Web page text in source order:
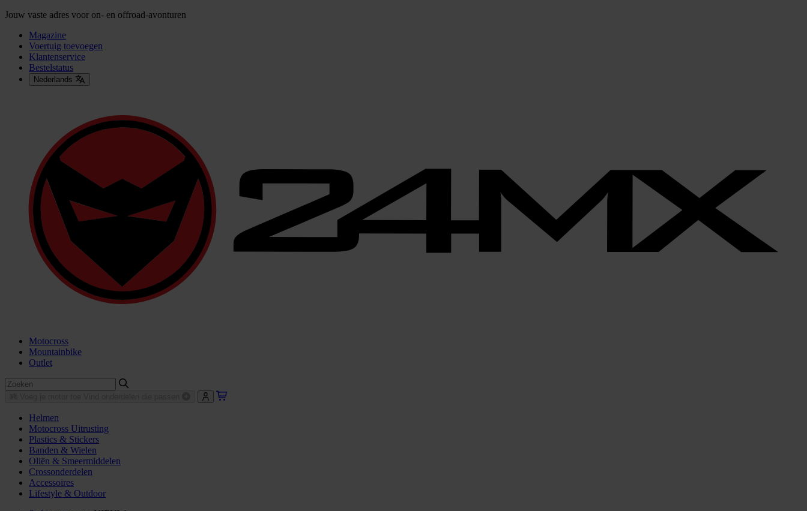
Jouw vaste adres voor on- en offroad-avonturen
Magazine
Voertuig toevoegen
Klantenservice
Bestelstatus
Nederlands
Motocross
Mountainbike
Outlet
Helmen
Motocross Uitrusting
Plastics & Stickers
Banden & Wielen
Oliën & Smeermiddelen
Crossonderdelen
Accessoires
Lifestyle & Outdoor